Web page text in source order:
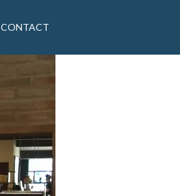
CONTACT